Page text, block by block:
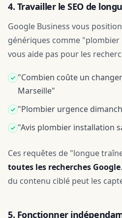
4. Travailler le SEO de
Google Business vous
génériques comme "plombier
vous aide pas pour les
"Combien coûte un
Marseille"
"Plombier urgence
"Avis plombier installation
Ces requêtes de "longue
toutes les recherches Google
du contenu ciblé peut les
5. Fonctionner